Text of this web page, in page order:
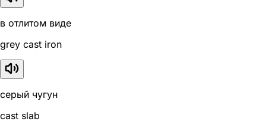
в отлитом виде
grey cast iron
серый чугун
cast slab